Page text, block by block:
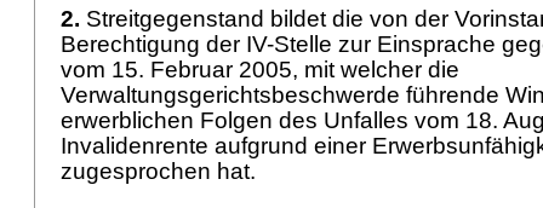
2. Streitgegenstand bildet die von der
Berechtigung der IV-Stelle zur Einsprache
vom 15. Februar 2005, mit welcher die
Verwaltungsgerichtsbeschwerde führende
erwerblichen Folgen des Unfalles vom 18.
Invalidenrente aufgrund einer
zugesprochen hat.